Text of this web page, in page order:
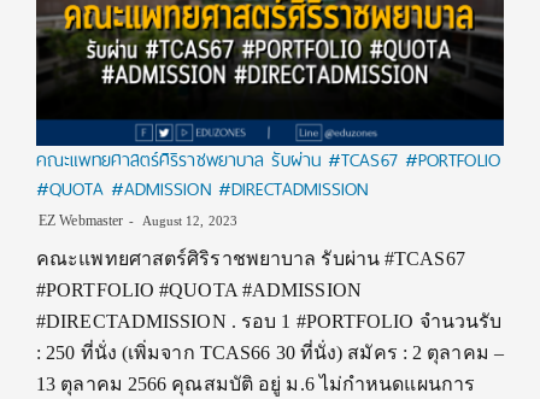
คณะแพทยศาสตร์ศิริราชพยาบาล รับผ่าน #TCAS67 #PORTFOLIO
#QUOTA #ADMISSION #DIRECTADMISSION
EZ Webmaster August 12, 2023
คณะแพทยศาสตร์ศิริราชพยาบาล รับผ่าน #TCAS67
#PORTFOLIO #QUOTA #ADMISSION
#DIRECTADMISSION . รอบ 1 #PORTFOLIO จำนวนรับ
: 250 ที่นั่ง (เพิ่มจาก TCAS66 30 ที่นั่ง) สมัคร : 2 ตุลาคม –
13 ตุลาคม 2566 คุณสมบัติ อยู่ ม.6 ไม่กำหนดแผนการ